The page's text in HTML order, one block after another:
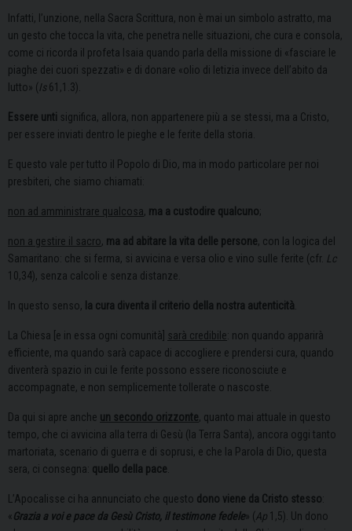
Infatti, l’unzione, nella Sacra Scrittura, non è mai un simbolo astratto, ma
un gesto che tocca la vita, che penetra nelle situazioni, che cura e consola,
come ci ricorda il profeta Isaia quando parla della missione di «fasciare le
piaghe dei cuori spezzati» e di donare «olio di letizia invece dell’abito da
lutto» (Is61,1.3).
Essere unti significa, allora, non appartenere più a se stessi, ma a Cristo,
per essere inviati dentro le pieghe e le ferite della storia.
E questo vale per tutto il Popolo di Dio, ma in modo particolare per noi
presbiteri, che siamo chiamati:
non ad amministrare qualcosa, ma a custodire qualcuno;
non a gestire il sacro, ma ad abitare la vita delle persone, con la logica del
Samaritano: che si ferma, si avvicina e versa olio e vino sulle ferite (cfr. Lc
10,34), senza calcoli e senza distanze.
In questo senso, la cura diventa il criterio della nostra autenticità.
La Chiesa [e in essa ogni comunità] sarà credibile: non quando apparirà
efficiente, ma quando sarà capace di accogliere e prendersi cura, quando
diventerà spazio in cui le ferite possono essere riconosciute e
accompagnate, e non semplicemente tollerate o nascoste.
Da qui si apre anche un secondo orizzonte, quanto mai attuale in questo
tempo, che ci avvicina alla terra di Gesù (la Terra Santa), ancora oggi tanto
martoriata, scenario di guerra e di soprusi, e che la Parola di Dio, questa
sera, ci consegna: quello della pace.
L’Apocalisse ci ha annunciato che questo dono viene da Cristo stesso:
«Grazia a voi e pace da Gesù Cristo, il testimone fedele» (Ap 1,5). Un dono